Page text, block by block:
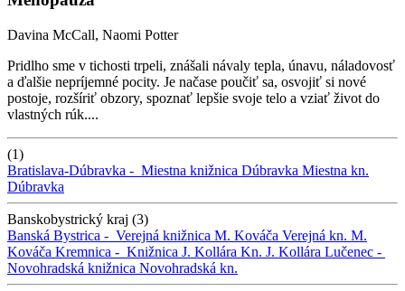
Davina McCall, Naomi Potter
Pridlho sme v tichosti trpeli, znášali návaly tepla, únavu, náladovosť
a ďalšie nepríjemné pocity. Je načase poučiť sa, osvojiť si nové
postoje, rozšíriť obzory, spoznať lepšie svoje telo a vziať život do
vlastných rúk....
(1)
Bratislava-Dúbravka - Miestna knižnica Dúbravka Miestna kn.
Dúbravka
Banskobystrický kraj (3)
Banská Bystrica - Verejná knižnica M. Kováča Verejná kn. M.
Kováča Kremnica - Knižnica J. Kollára Kn. J. Kollára Lučenec -
Novohradská knižnica Novohradská kn.